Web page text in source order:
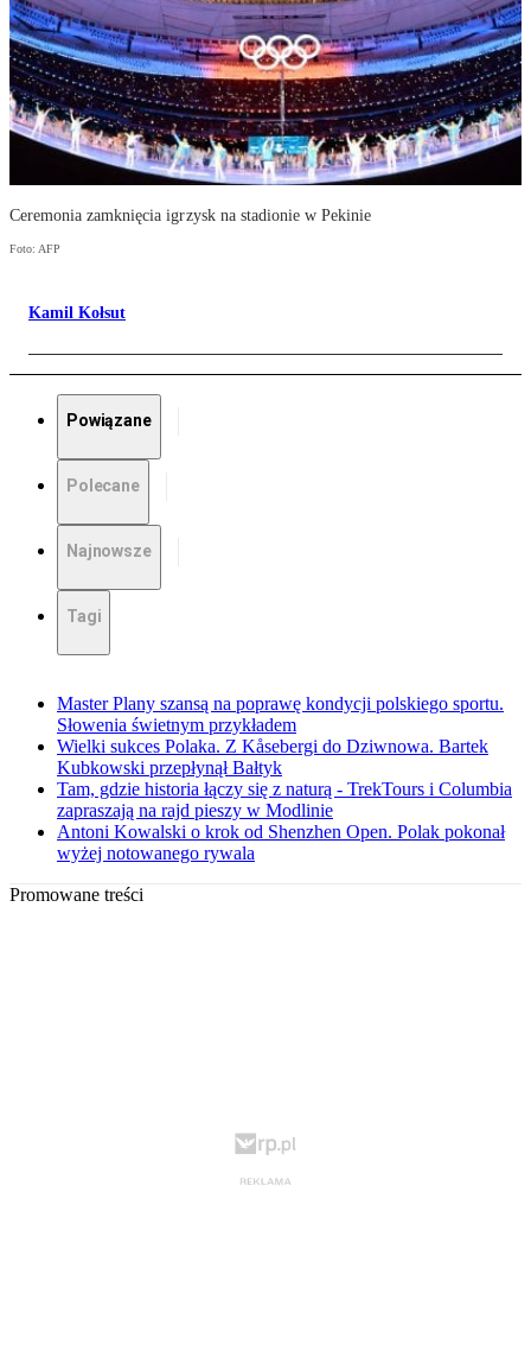
Ceremonia zamknięcia igrzysk na stadionie w Pekinie
Foto: AFP
Kamil Kołsut
Powiązane
Polecane
Najnowsze
Tagi
Master Plany szansą na poprawę kondycji polskiego sportu.
Słowenia świetnym przykładem
Wielki sukces Polaka. Z Kåsebergi do Dziwnowa. Bartek
Kubkowski przepłynął Bałtyk
Tam, gdzie historia łączy się z naturą - TrekTours i Columbia
zapraszają na rajd pieszy w Modlinie
Antoni Kowalski o krok od Shenzhen Open. Polak pokonał
wyżej notowanego rywala
Promowane treści